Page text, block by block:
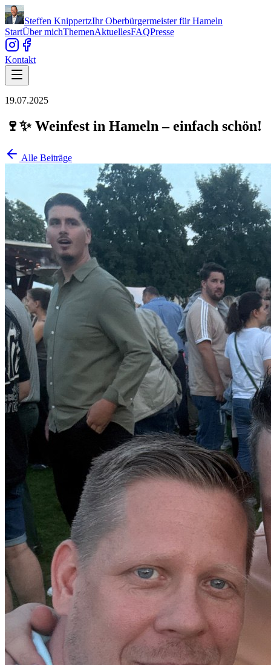
Steffen KnippertzIhr Oberbürgermeister für Hameln
StartÜber michThemenAktuellesFAQPresse
Kontakt
19.07.2025
🍷✨ Weinfest in Hameln – einfach schön!
Alle Beiträge